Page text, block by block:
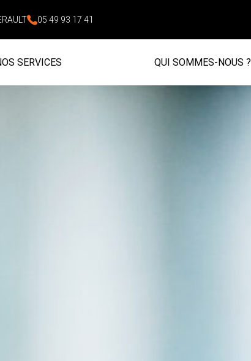
05 49 93 17 41
SERVICES QUI SOMMES-NOUS ?